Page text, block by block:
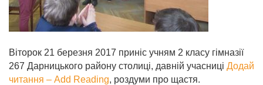
Віторок 21 березня 2017 приніс учням 2 класу гімназії
267 Дарницького району столиці, давній учасниці Додай
читання – Add Reading, роздуми про щастя.